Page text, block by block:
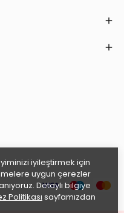
iyileştirmek için
uygun çerezler
Detaylı bilgiye
Politikası sayfamızdan